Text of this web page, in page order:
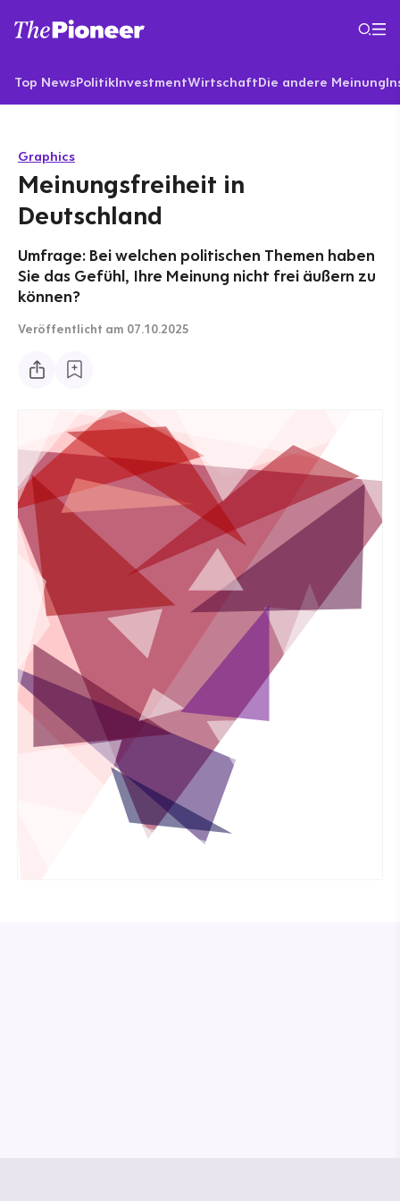
Top NewsPolitikInvestmentWirtschaftDie andere Meinung
Graphics
Meinungsfreiheit in
Deutschland
Umfrage: Bei welchen politischen Themen haben
Sie das Gefühl, Ihre Meinung nicht frei äußern zu
können?
Veröffentlicht am 07.10.2025